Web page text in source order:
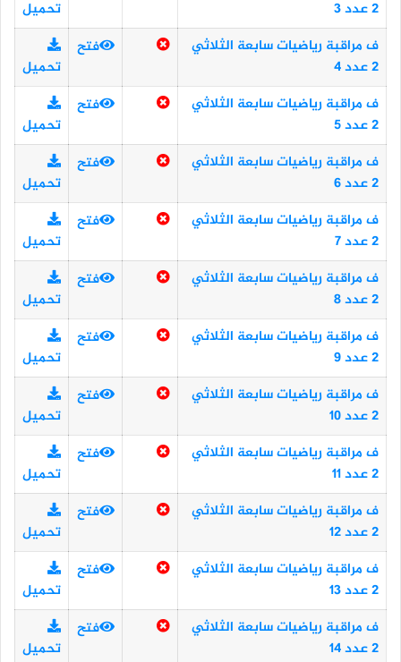
2 عدد 3
تحميل
ف مراقبة رياضيات سابعة الثلاثي
2 عدد 4
فتح
تحميل
ف مراقبة رياضيات سابعة الثلاثي
2 عدد 5
فتح
تحميل
ف مراقبة رياضيات سابعة الثلاثي
2 عدد 6
فتح
تحميل
ف مراقبة رياضيات سابعة الثلاثي
2 عدد 7
فتح
تحميل
ف مراقبة رياضيات سابعة الثلاثي
2 عدد 8
فتح
تحميل
ف مراقبة رياضيات سابعة الثلاثي
2 عدد 9
فتح
تحميل
ف مراقبة رياضيات سابعة الثلاثي
2 عدد 10
فتح
تحميل
ف مراقبة رياضيات سابعة الثلاثي
2 عدد 11
فتح
تحميل
ف مراقبة رياضيات سابعة الثلاثي
2 عدد 12
فتح
تحميل
ف مراقبة رياضيات سابعة الثلاثي
2 عدد 13
فتح
تحميل
ف مراقبة رياضيات سابعة الثلاثي
2 عدد 14
فتح
تحميل